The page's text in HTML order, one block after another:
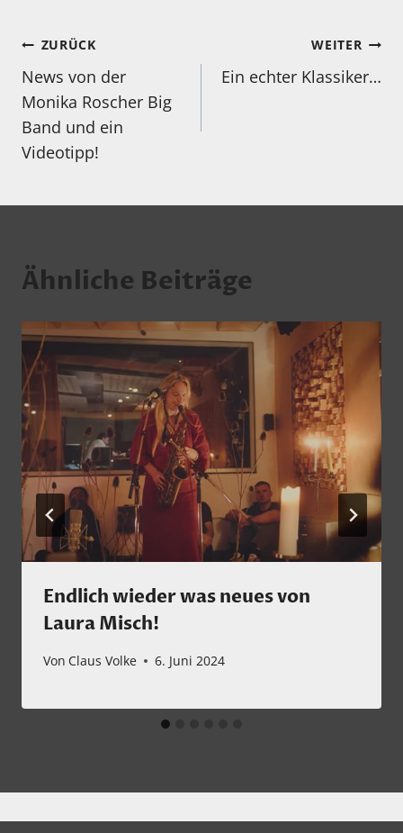
Beitragsnavigation
ZURÜCK
News von der
Monika Roscher Big
Band und ein
Videotipp!
WEITER
Ein echter Klassiker…
Ähnliche Beiträge
Endlich wieder was neues von
Laura Misch!
Von Claus Volke 6. Juni 2024